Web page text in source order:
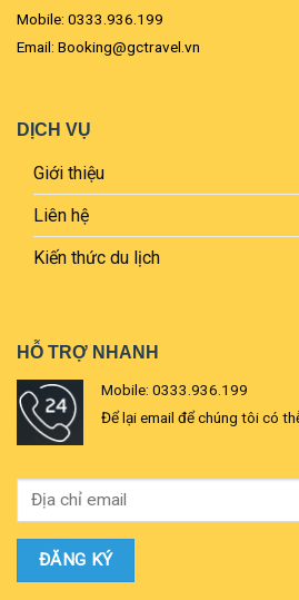
Mobile: 0333.936.199
Email: Booking@gctravel.vn
DỊCH VỤ
Giới thiệu
Liên hệ
Kiến thức du lịch
HỖ TRỢ NHANH
Mobile: 0333.936.199
Để lại email để chúng tôi có